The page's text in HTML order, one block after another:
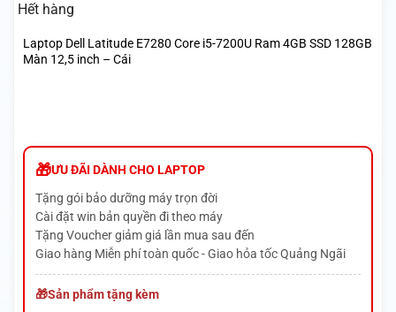
Hết hàng
Laptop Dell Latitude E7280 Core i5-7200U Ram 4GB SSD 128GB
Màn 12,5 inch – Cái
ƯU ĐÃI DÀNH CHO LAPTOP
Tặng gói bảo dưỡng máy trọn đời
Cài đặt win bản quyền đi theo máy
Tặng Voucher giảm giá lần mua sau đến
Giao hàng Miễn phí toàn quốc - Giao hỏa tốc Quảng Ngãi
Sản phẩm tặng kèm